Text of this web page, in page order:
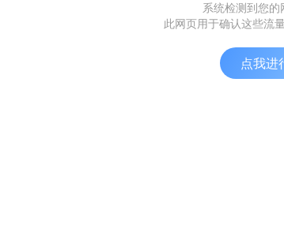
系统检测到您
此网页用于确认这些流
点我进